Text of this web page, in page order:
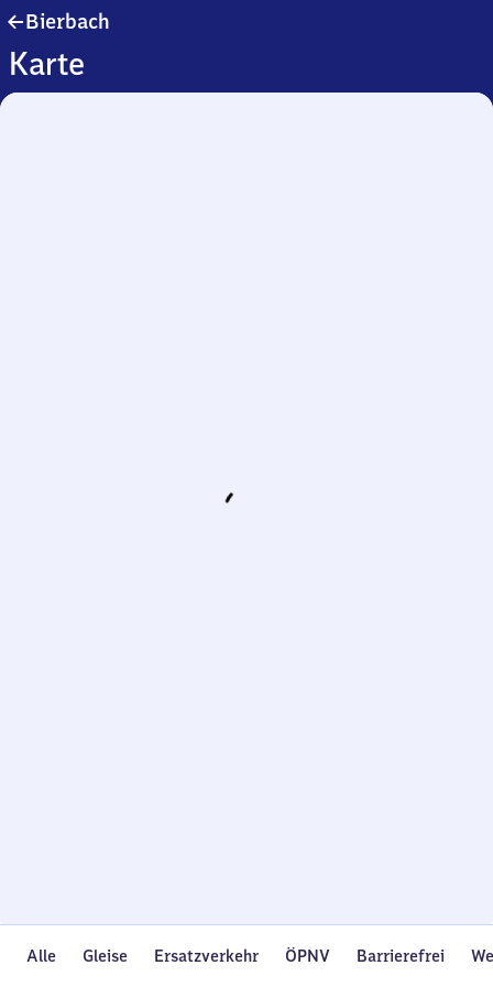
Bierbach
Karte
Alle Gleise Ersatzverkehr ÖPNV Barrierefrei